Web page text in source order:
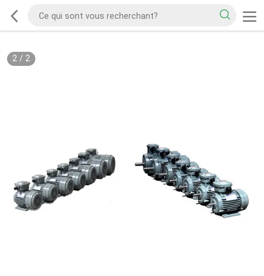
2/ 2